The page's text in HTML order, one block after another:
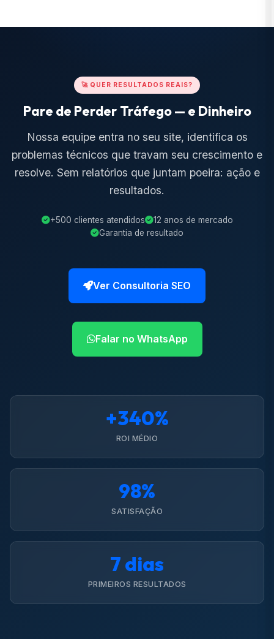
🚀 QUER RESULTADOS REAIS?
Pare de Perder Tráfego — e Dinheiro
Nossa equipe entra no seu site, identifica os
problemas técnicos que travam seu crescimento e
resolve. Sem relatórios que juntam poeira: ação e
resultados.
+500 clientes atendidos
12 anos de mercado
Garantia de resultado
Ver Consultoria SEO
Falar no WhatsApp
+340%
ROI MÉDIO
98%
SATISFAÇÃO
7 dias
PRIMEIROS RESULTADOS